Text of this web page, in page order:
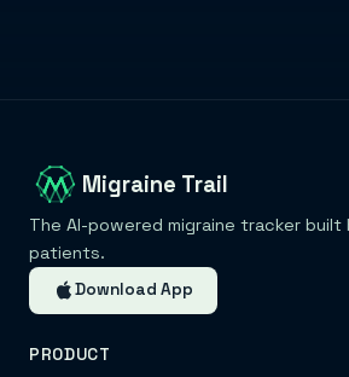
Migraine Trail
The AI-powered migraine tracker
patients.
Download App
PRODUCT